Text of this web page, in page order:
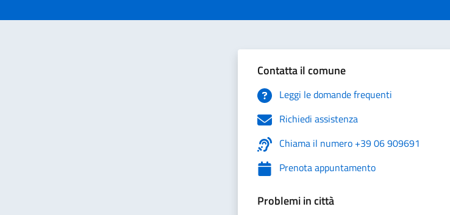
Contatta il comune
Leggi le domande frequenti
Richiedi assistenza
Chiama il numero +39 06 909691
Prenota appuntamento
Problemi in città